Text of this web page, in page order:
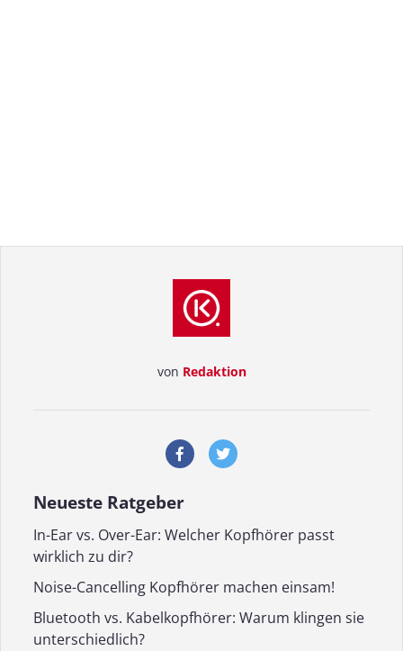
von Redaktion
Neueste Ratgeber
In-Ear vs. Over-Ear: Welcher Kopfhörer passt
wirklich zu dir?
Noise-Cancelling Kopfhörer machen einsam!
Bluetooth vs. Kabelkopfhörer: Warum klingen sie
unterschiedlich?